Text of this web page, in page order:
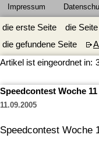
Impressum
die erste Seite die
die gefundene Seite
Artikel ist eingeordnet in:
Speedcontest Woche
11.09.2005
Speedcontest Woche